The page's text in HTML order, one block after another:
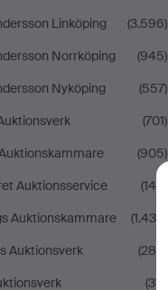
Linköping
(3.596)
Norrköping
(945)
Nyköping
(557)
(701)
(905)
Auktionsservice
(140)
Auktionskammare
(1.436)
Auktionsverk
(285)
(311)